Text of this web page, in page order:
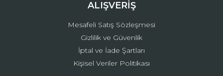
ALIŞVERİŞ
Mesafeli Satış Sözleşmesi
Gizlilik ve Güvenlik
İptal ve İade Şartları
Kişisel Veriler Politikası